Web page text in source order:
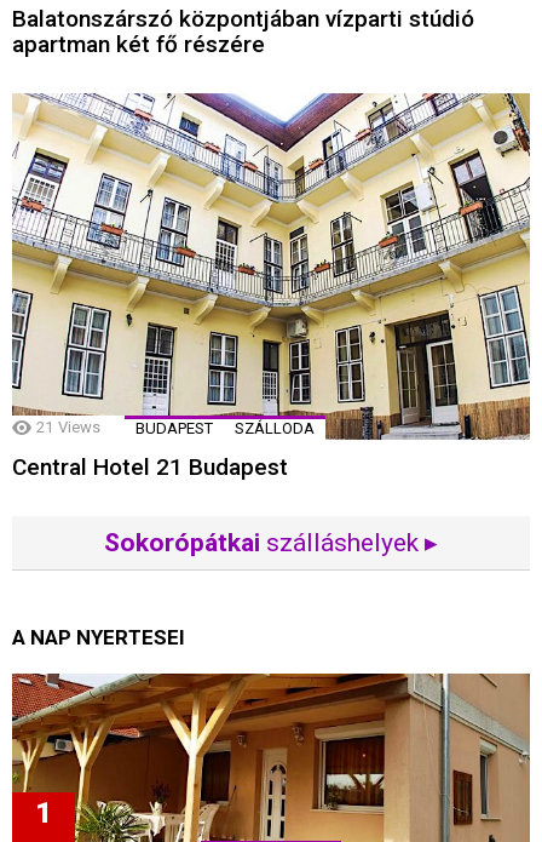
Balatonszárszó központjában vízparti stúdió
apartman két fő részére
21 Views BUDAPEST SZÁLLODA
Central Hotel 21 Budapest
Sokorópátkai szálláshelyek ▸
A NAP NYERTESEI